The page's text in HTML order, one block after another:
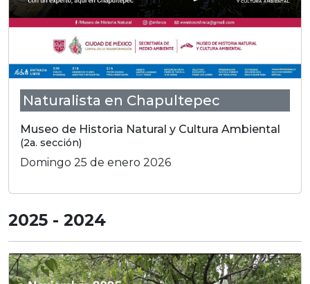
Naturalista en Chapultepec
Museo de Historia Natural y Cultura Ambiental
(2a. sección)
Domingo 25 de enero 2026
2025 - 2024